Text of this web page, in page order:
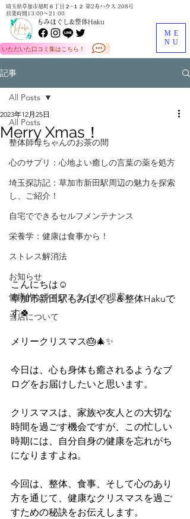
埼玉県草加市旭町６丁目２−１２ 第2寿ハウス 208号
営業時間13:00～21:00
もみほぐし&整体Haku
いただいた口コミ集はこちら！
ME
NU
記事
All Posts
整体師母ちゃんのお茶の間
心のサプリ：心地よい癒しの言葉の薬を処方
埼玉探訪記：草加市新田駅周辺の魅力を探索
し、ご紹介！
自宅でできるセルフメンテナンス
栄養学：健康は食事から！
ストレス解消法
お知らせ
健康的なライフスタイルの提案
当店について
All Posts
Merry Xmas！
2023年12月25日
こんにちは☺️
草加市新田駅もみほぐし＆整体Hakuで
す🍀
メリークリスマス🎂🎄✨
今日は、心も身体も癒されるようなブ
ログをお届けしたいと思います。
クリスマスは、家族や友人との大切な
時間を過ごす機会ですが、この忙しい
時期には、自分自身の健康を忘れがち
になりますよね。
今回は、整体、食事、そして心のあり
方を通じて、健康なクリスマスを過ご
すための秘訣をお伝えします。